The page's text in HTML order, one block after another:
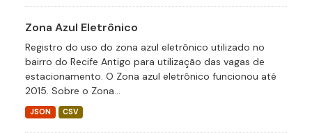
Zona Azul Eletrônico
Registro do uso do zona azul eletrônico utilizado no
bairro do Recife Antigo para utilização das vagas de
estacionamento. O Zona azul eletrônico funcionou até
2015. Sobre o Zona...
JSON CSV